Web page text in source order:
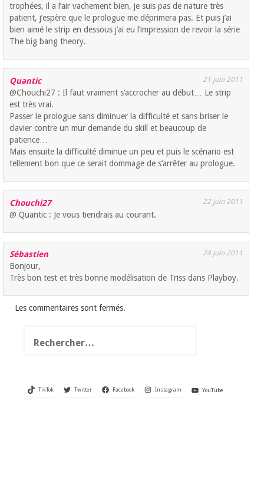
trophées, il a l’air vachement bien, je suis pas de nature très
patient, j’espère que le prologue me déprimera pas. Et puis j’ai
bien aimé le strip en dessous j’ai eu l’impression de revoir la série
The big bang theory.
Quantic 21 juin 2011
@Chouchi27 : Il faut vraiment s’accrocher au début… Le strip
est très vrai.
Passer le prologue sans diminuer la difficulté et sans briser le
clavier contre un mur demande du skill et beaucoup de
patience…
Mais ensuite la difficulté diminue un peu et puis le scénario est
tellement bon que ce serait dommage de s’arrêter au prologue.
Chouchi27 22 juin 2011
@ Quantic : Je vous tiendrais au courant.
Sébastien 24 juin 2011
Bonjour,
Très bon test et très bonne modélisation de Triss dans Playboy.
Les commentaires sont fermés.
TikTok Twitter Facebook Instagram YouTube